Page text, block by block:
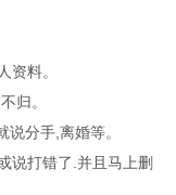
资料。
归。
分手,离婚等。
说打错了.并且马上删